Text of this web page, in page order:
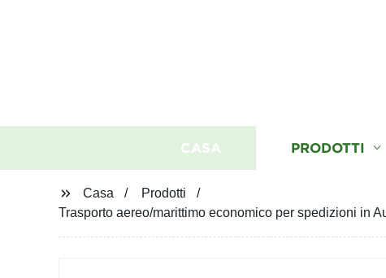
CASA PRODOTTI
Casa
Prodotti
Trasporto aereo/marittimo economico per spedizioni in